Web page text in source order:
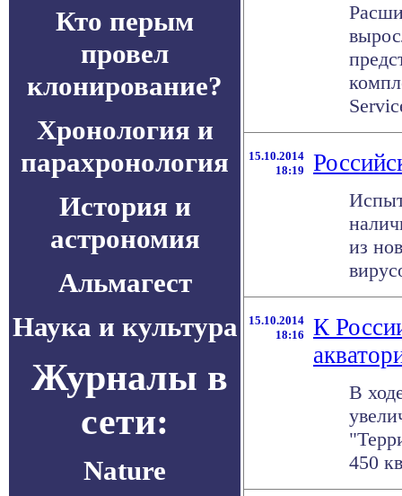
Кто перым
провел
клонирование?
Хронология и
парахронология
История и
астрономия
Альмагест
Наука и культура
Журналы в
сети:
Nature
15.10.2014
18:19
из
15.10.2014
18:16
К
В
450